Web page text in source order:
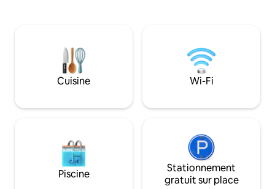
stratégique pour visiter tout le lac et ses
environs : Vérone, Venise, Mantoue,
Brescia et de nombreux endroits le long
pourrez
film grâce à la
manquez pas !
airbnb.com/h/
Cuisine Wi-Fi
Piscine
Stationnement
gratuit sur place